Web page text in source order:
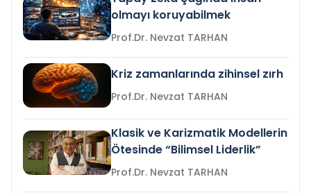
olmayı koruyabilmek
Prof.Dr. Nevzat TARHAN
Kriz zamanlarında zihinsel zırh
Prof.Dr. Nevzat TARHAN
Klasik ve Karizmatik Modellerin
Ötesinde “Bilimsel Liderlik”
Prof.Dr. Nevzat TARHAN